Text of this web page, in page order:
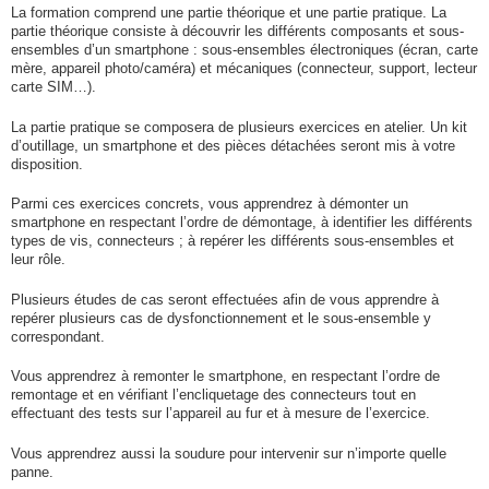
La formation comprend une partie théorique et une partie pratique. La
partie théorique consiste à découvrir les différents composants et sous-
ensembles d’un smartphone : sous-ensembles électroniques (écran, carte
mère, appareil photo/caméra) et mécaniques (connecteur, support, lecteur
carte SIM…).
La partie pratique se composera de plusieurs exercices en atelier. Un kit
d’outillage, un smartphone et des pièces détachées seront mis à votre
disposition.
Parmi ces exercices concrets, vous apprendrez à démonter un
smartphone en respectant l’ordre de démontage, à identifier les différents
types de vis, connecteurs ; à repérer les différents sous-ensembles et
leur rôle.
Plusieurs études de cas seront effectuées afin de vous apprendre à
repérer plusieurs cas de dysfonctionnement et le sous-ensemble y
correspondant.
Vous apprendrez à remonter le smartphone, en respectant l’ordre de
remontage et en vérifiant l’encliquetage des connecteurs tout en
effectuant des tests sur l’appareil au fur et à mesure de l’exercice.
Vous apprendrez aussi la soudure pour intervenir sur n’importe quelle
panne.